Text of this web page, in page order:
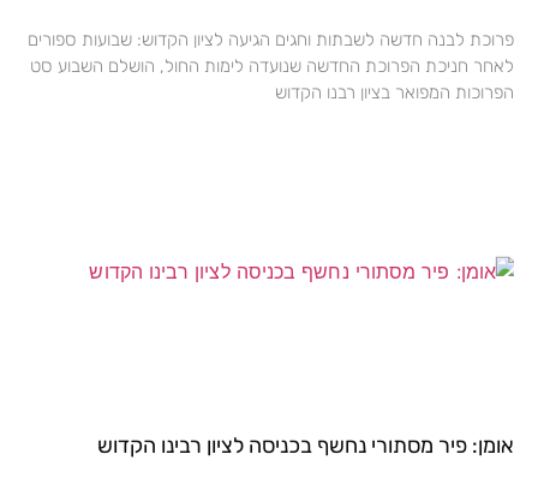
פרוכת לבנה חדשה לשבתות וחגים הגיעה לציון הקדוש: שבועות ספורים
לאחר חניכת הפרוכת החדשה שנועדה לימות החול, הושלם השבוע סט
הפרוכות המפואר בציון רבנו הקדוש
אומן: פיר מסתורי נחשף בכניסה לציון רבינו הקדוש